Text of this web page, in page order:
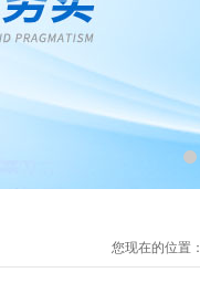
您现在的位置：